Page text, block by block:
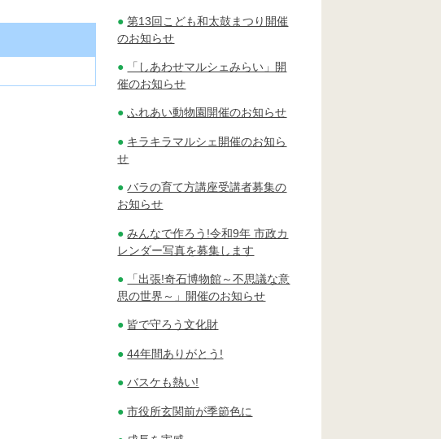
第13回こども和太鼓まつり開催
のお知らせ
「しあわせマルシェみらい」開
催のお知らせ
ふれあい動物園開催のお知らせ
キラキラマルシェ開催のお知ら
せ
バラの育て方講座受講者募集の
お知らせ
みんなで作ろう!令和9年 市政カ
レンダー写真を募集します
「出張!奇石博物館～不思議な意
思の世界～」開催のお知らせ
皆で守ろう文化財
44年間ありがとう!
バスケも熱い!
市役所玄関前が季節色に